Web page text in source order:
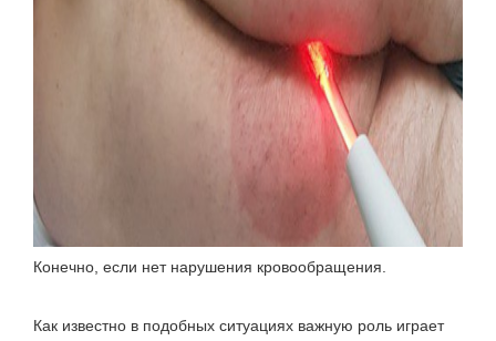
Конечно, если нет нарушения кровообращения.
Как известно в подобных ситуациях важную роль играет